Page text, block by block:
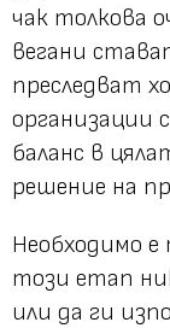
чак толкова
вегани
преследват
организации
баланс в
решение на
Необходимо е
този етап
или да ги